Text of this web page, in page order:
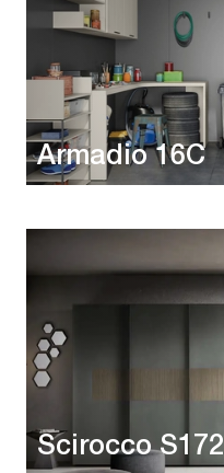
Armadio 16C
Scirocco S172